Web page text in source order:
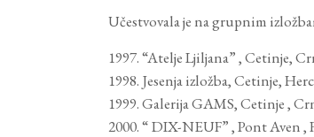
Učestvovala je na grupnim
“Atelje Ljiljana” , Cetinje,
Jesenja izložba, Cetinje,
Galerija GAMS, Cetinje ,
“ DIX-NEUF” , Pont Aven ,